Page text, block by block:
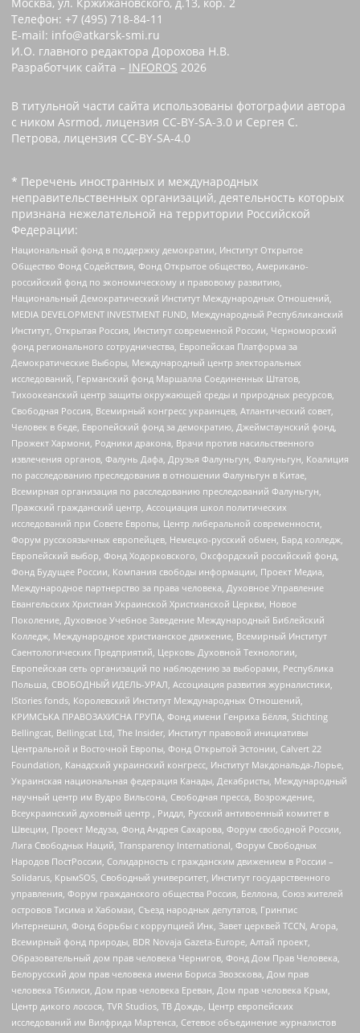
Телефон: +7 (495) 718-84-11
E-mail: info@atkarsk-smi.ru
И.О. главного редактора Дорохова Н.В.
Разработчик сайта – INFOROS 2026
В титульной части сайта использованы фотографии автора
с ником Asrmod, лицензия CC-BY-SA-3.0 и Сергея С.
Петрова, лицензия CC-BY-SA-4.0
* Перечень иностранных и международных
неправительственных организаций, деятельность которых
признана нежелательной на территории Российской
Федерации:
Национальный фонд в поддержку демократии, Институт Открытое
Общество Фонд Содействия, Фонд Открытое общество, Американо-
российский фонд по экономическому и правовому развитию,
Национальный Демократический Институт Международных Отношений,
MEDIA DEVELOPMENT INVESTMENT FUND, Международный Республиканский
Институт, Открытая Россия, Институт современной России, Черноморский
фонд регионального сотрудничества, Европейская Платформа за
Демократические Выборы, Международный центр электоральных
исследований, Германский фонд Маршалла Соединенных Штатов,
Тихоокеанский центр защиты окружающей среды и природных ресурсов,
Свободная Россия, Всемирный конгресс украинцев, Атлантический совет,
Человек в беде, Европейский фонд за демократию, Джеймстаунский фонд,
Прожект Хармони, Родники дракона, Врачи против насильственного
извлечения органов, Фалунь Дафа, Друзья Фалуньгун, Фалуньгун, Коалиция
по расследованию преследования в отношении Фалуньгун в Китае,
Всемирная организация по расследованию преследований Фалуньгун,
Пражский гражданский центр, Ассоциация школ политических
исследований при Совете Европы, Центр либеральной современности,
Форум русскоязычных европейцев, Немецко-русский обмен, Бард колледж,
Европейский выбор, Фонд Ходорковского, Оксфордский российский фонд,
Фонд Будущее России, Компания свободы информации, Проект Медиа,
Международное партнерство за права человека, Духовное Управление
Евангельских Христиан Украинской Христианской Церкви, Новое
Поколение, Духовное Учебное Заведение Международный Библейский
Колледж, Международное христианское движение, Всемирный Институт
Саентологических Предприятий, Церковь Духовной Технологии,
Европейская сеть организаций по наблюдению за выборами, Республика
Польша, СВОБОДНЫЙ ИДЕЛЬ-УРАЛ, Ассоциация развития журналистики,
IStories fonds, Королевский Институт Международных Отношений,
КРИМСЬКА ПРАВОЗАХИСНА ГРУПА, Фонд имени Генриха Бёлля, Stichting
Bellingcat, Bellingcat Ltd, The Insider, Институт правовой инициативы
Центральной и Восточной Европы, Фонд Открытой Эстонии, Calvert 22
Foundation, Канадский украинский конгресс, Институт Макдональда-Лорье,
Украинская национальная федерация Канады, Декабристы, Международный
научный центр им Вудро Вильсона, Свободная пресса, Возрождение,
Всеукраинский духовный центр , Риддл, Русский антивоенный комитет в
Швеции, Проект Медуза, Фонд Андрея Сахарова, Форум свободной России,
Лига Свободных Наций, Transparеncy International, Форум Свободных
Народов ПостРоссии, Солидарность с гражданским движением в России –
Solidarus, КрымSOS, Свободный университет, Институт государственного
управления, Форум гражданского общества Россия, Беллона, Союз жителей
островов Тисима и Хабомаи, Съезд народных депутатов, Гринпис
Интернешнл, Фонд борьбы с коррупцией Инк, Завет церквей TCCN, Агора,
Всемирный фонд природы, BDR Novaja Gazeta-Europe, Алтай проект,
Образовательный дом прав человека Чернигов, Фонд Дом Прав Человека,
Белорусский дом прав человека имени Бориса Звозскова, Дом прав
человека Тбилиси, Дом прав человека Ереван, Дом прав человека Крым,
Центр дикого лосося, TVR Studios, ТВ Дождь, Центр европейских
исследований им Вилфрида Мартенса, Сетевое объединение журналистов